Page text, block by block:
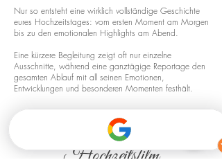
Nur so entsteht eine wirklich vollständige Geschichte
eures Hochzeitstages: vom ersten Moment am Morgen
bis zu den emotionalen Highlights am Abend.
Eine kürzere Begleitung zeigt oft nur einzelne
Ausschnitte, während eine ganztägige Reportage den
gesamten Ablauf mit all seinen Emotionen,
Entwicklungen und besonderen Momenten festhält.
Drohnenaufnahmen für euren